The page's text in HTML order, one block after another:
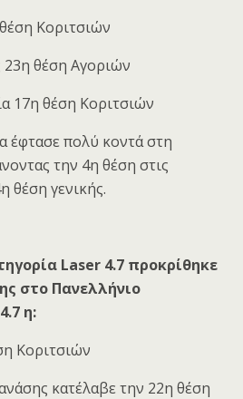
Κοριτσιών
θέση Αγοριών
17η θέση Κοριτσιών
έφτασε πολύ κοντά στη
την 4η θέση στις
θέση γενικής.
Laser 4.7 προκρίθηκε
στο Πανελλήνιο
η:
Κοριτσιών
κατέλαβε την 22η θέση